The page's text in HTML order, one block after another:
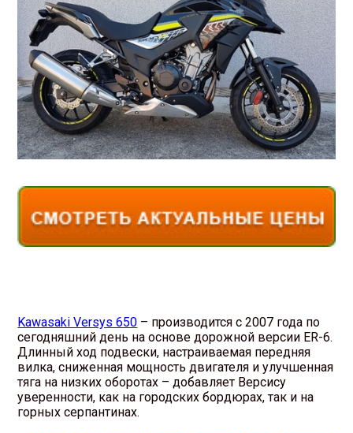
Kawasaki Versys 650 – производится с 2007 года по
сегодняшний день на основе дорожной версии ER-6.
Длинный ход подвески, настраиваемая передняя
вилка, сниженная мощность двигателя и улучшенная
тяга на низких оборотах – добавляет Версису
уверенности, как на городских бордюрах, так и на
горных серпантинах.